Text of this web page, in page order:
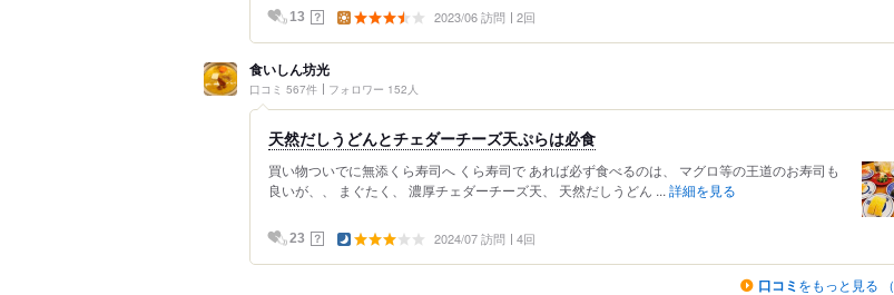
13 ？ 2023/06 訪問 2回
食いしん坊光
口コミ 567件 フォロワー 152人
天然だしうどんとチェダーチーズ天ぷらは必食
買い物ついでに無添くら寿司へ くら寿司で あれば必ず食べるのは、 マグロ等の王道のお寿司も
良いが、、 まぐたく、 濃厚チェダーチーズ天、 天然だしうどん ... 詳細を見る
23 ？ 2024/07 訪問 4回
口コミ をもっと見る （